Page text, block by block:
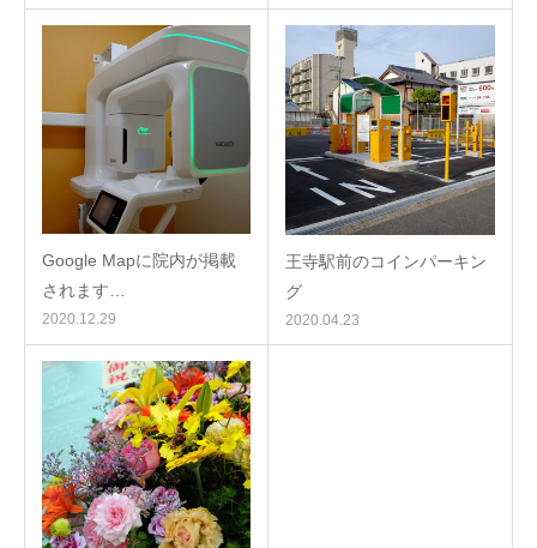
Google Mapに院内が掲載
されます…
2020.12.29
王寺駅前のコインパーキン
グ
2020.04.23